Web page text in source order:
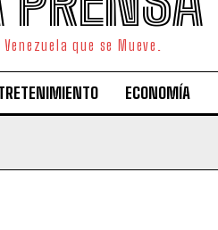
que se Mueve.
ECONOMÍA